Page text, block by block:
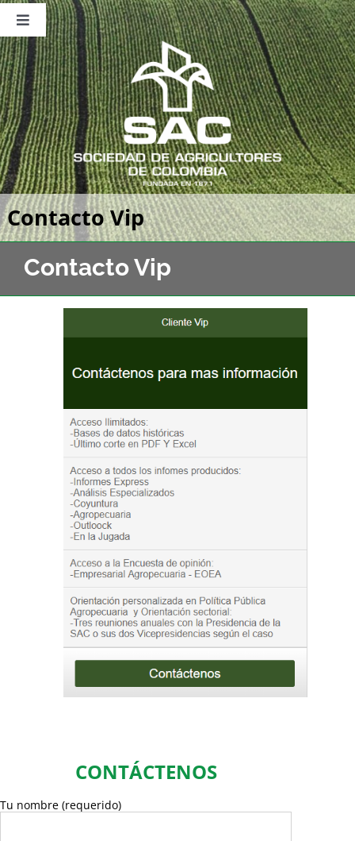
Saltar
contenido
Toggle
Navigation
Nosotros
Publicaciones
Sala de Prensa
Eventos
Contacto Vip
Contacto Vip
CONTÁCTENOS
Tu nombre (requerido)